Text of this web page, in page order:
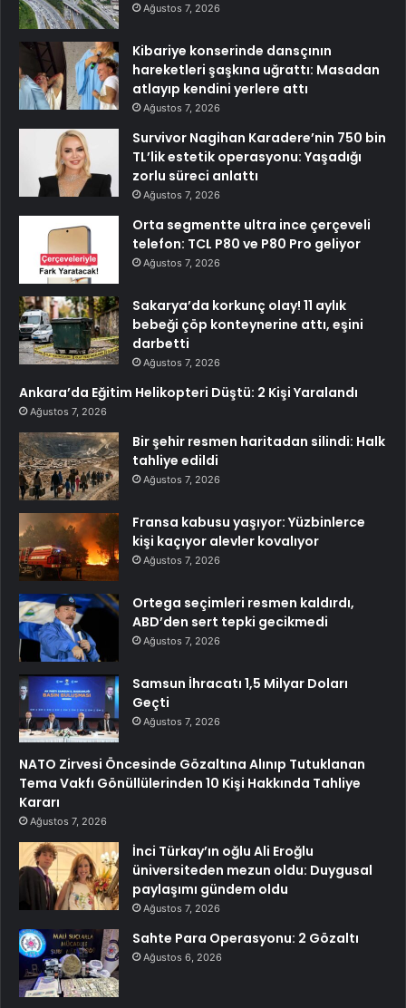
Ağustos 7, 2026
Kibariye konserinde dansçının
hareketleri şaşkına uğrattı: Masadan
atlayıp kendini yerlere attı
Ağustos 7, 2026
Survivor Nagihan Karadere’nin 750 bin
TL’lik estetik operasyonu: Yaşadığı
zorlu süreci anlattı
Ağustos 7, 2026
Orta segmentte ultra ince çerçeveli
telefon: TCL P80 ve P80 Pro geliyor
Ağustos 7, 2026
Sakarya’da korkunç olay! 11 aylık
bebeği çöp konteynerine attı, eşini
darbetti
Ağustos 7, 2026
Ankara’da Eğitim Helikopteri Düştü: 2 Kişi Yaralandı
Ağustos 7, 2026
Bir şehir resmen haritadan silindi: Halk
tahliye edildi
Ağustos 7, 2026
Fransa kabusu yaşıyor: Yüzbinlerce
kişi kaçıyor alevler kovalıyor
Ağustos 7, 2026
Ortega seçimleri resmen kaldırdı,
ABD’den sert tepki gecikmedi
Ağustos 7, 2026
Samsun İhracatı 1,5 Milyar Doları
Geçti
Ağustos 7, 2026
NATO Zirvesi Öncesinde Gözaltına Alınıp Tutuklanan
Tema Vakfı Gönüllülerinden 10 Kişi Hakkında Tahliye
Kararı
Ağustos 7, 2026
İnci Türkay’ın oğlu Ali Eroğlu
üniversiteden mezun oldu: Duygusal
paylaşımı gündem oldu
Ağustos 7, 2026
Sahte Para Operasyonu: 2 Gözaltı
Ağustos 6, 2026